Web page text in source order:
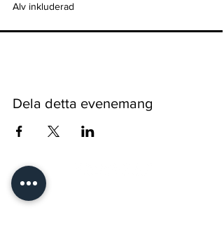
Alv inkluderad
Dela detta evenemang
Pyssykankaantie 170 ● 29270 Nakkila ●
myynti@nakkilanverstas.fi